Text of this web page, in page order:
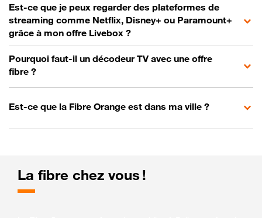
Est-ce que je peux regarder des plateformes de
streaming comme Netflix, Disney+ ou Paramount+
grâce à mon offre Livebox ?
Pourquoi faut-il un décodeur TV avec une offre
fibre ?
Est-ce que la Fibre Orange est dans ma ville ?
La fibre chez vous !